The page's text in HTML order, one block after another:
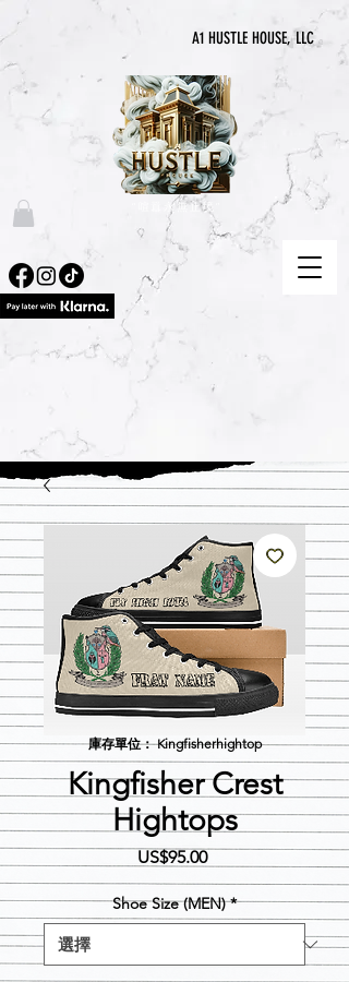
A1 HUSTLE HOUSE, LLC
“喧囂永無止境”
庫存單位： Kingfisherhightop
Kingfisher Crest
Hightops
US$95.00價
格
Shoe Size (MEN) *